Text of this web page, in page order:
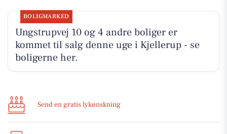
BOLIGMARKED
Ungstrupvej 10 og 4 andre boliger er
kommet til salg denne uge i Kjellerup - se
boligerne her.
Send en gratis lykønskning